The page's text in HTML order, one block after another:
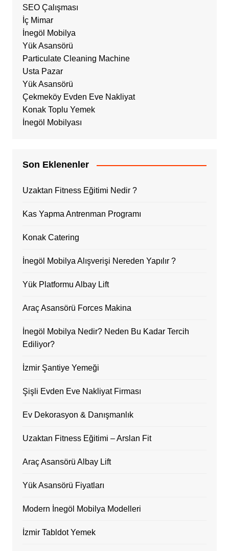
SEO Çalışması
İç Mimar
İnegöl Mobilya
Yük Asansörü
Particulate Cleaning Machine
Usta Pazar
Yük Asansörü
Çekmeköy Evden Eve Nakliyat
Konak Toplu Yemek
İnegöl Mobilyası
Son Eklenenler
Uzaktan Fitness Eğitimi Nedir ?
Kas Yapma Antrenman Programı
Konak Catering
İnegöl Mobilya Alışverişi Nereden Yapılır ?
Yük Platformu Albay Lift
Araç Asansörü Forces Makina
İnegöl Mobilya Nedir? Neden Bu Kadar Tercih
Ediliyor?
İzmir Şantiye Yemeği
Şişli Evden Eve Nakliyat Firması
Ev Dekorasyon & Danışmanlık
Uzaktan Fitness Eğitimi – Arslan Fit
Araç Asansörü Albay Lift
Yük Asansörü Fiyatları
Modern İnegöl Mobilya Modelleri
İzmir Tabldot Yemek